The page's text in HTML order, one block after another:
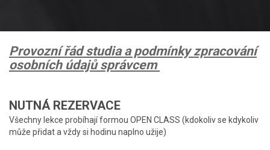
Provozní řád studia a podmínky zpracování
osobních údajů správcem
NUTNÁ REZERVACE
Všechny lekce probíhají formou OPEN CLASS (kdokoliv se kdykoliv
může přidat a vždy si hodinu naplno užije)